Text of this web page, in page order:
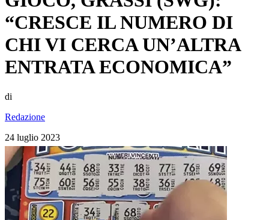
“CRESCE IL NUMERO DI
CHI VI CERCA UN’ALTRA
ENTRATA ECONOMICA”
di
Redazione
24 luglio 2023